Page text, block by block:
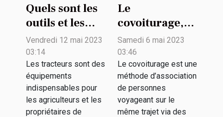
Quels sont les
outils et les
techniques
d’entretien
d’un tracteur ?
Vendredi 12 mai 2023
03:14
Les tracteurs sont des
équipements
indispensables pour
les agriculteurs et les
propriétaires de
Le
covoiturage,
qu'est-ce que
c'est ?
Samedi 6 mai 2023
03:46
Le covoiturage est une
méthode d’association
de personnes
voyageant sur le
même trajet via des